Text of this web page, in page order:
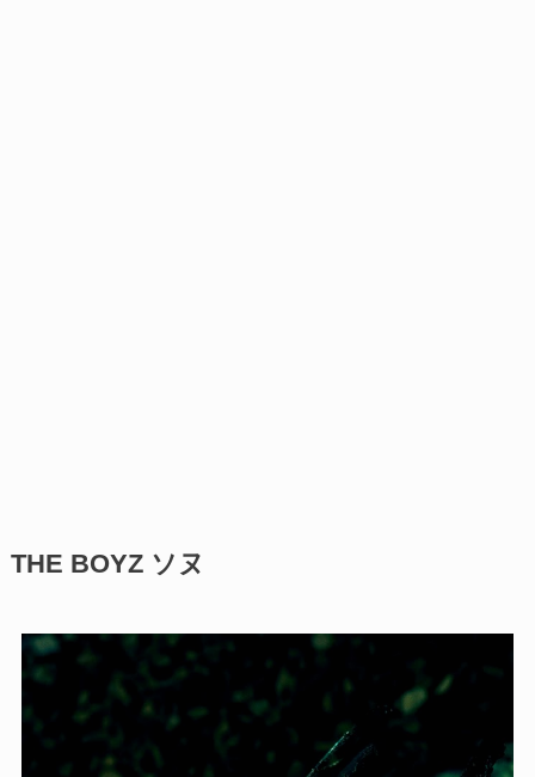
THE BOYZ ソヌ